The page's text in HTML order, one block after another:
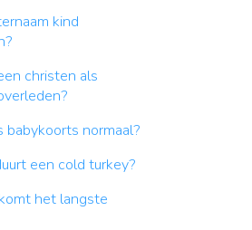
kind
christen als
babykoorts normaal?
een cold turkey?
het langste